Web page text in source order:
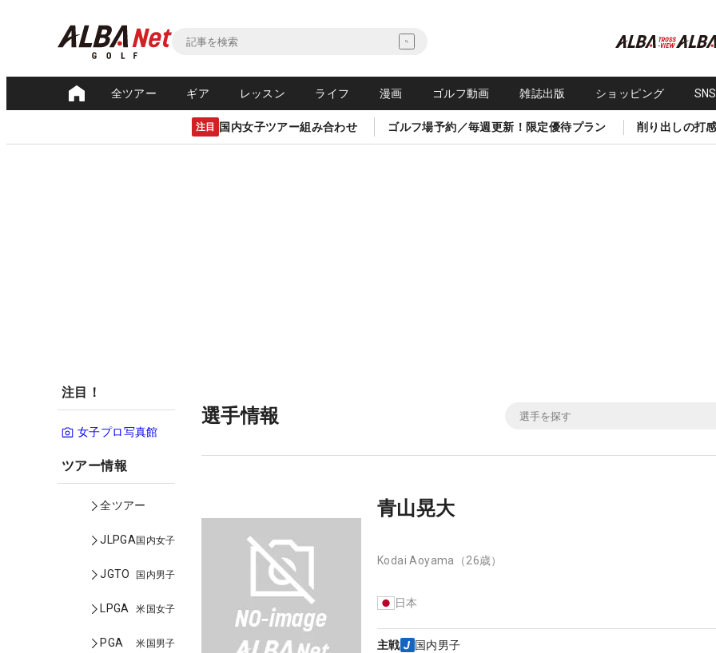
全ツアー ギア レッスン ライフ 漫画 ゴルフ動画 雑誌出版 ショッピング
注目 国内女子ツアー組み合わせ ゴルフ場予約／毎週更新！限定優待プラン 削り出しの打
注目！
女子プロ写真館
ツアー情報
全ツアー
JLPGA国内女子
JGTO 国内男子
LPGA 米国女子
PGA 米国男子
選手情報
青山晃大
Kodai Aoyama （26歳）
日本
主戦 国内男子